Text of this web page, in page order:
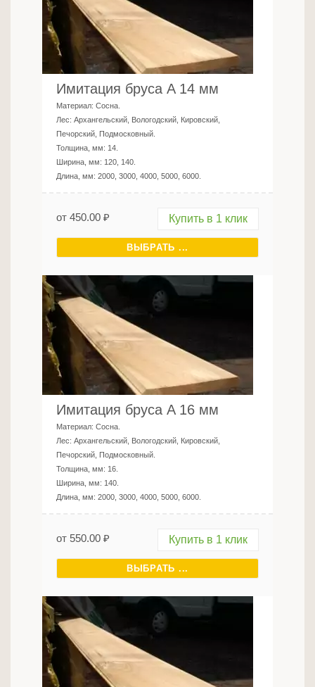
Имитация бруса A 14 мм
Материал: Сосна
Лес: Архангельский, Вологодский, Кировский,
Печорский, Подмосковный
Толщина, мм: 14
Ширина, мм: 120, 140
Длина, мм: 2000, 3000, 4000, 5000, 6000
от 450.00 ₽ Купить в 1 клик
ВЫБРАТЬ ...
Имитация бруса A 16 мм
Материал: Сосна
Лес: Архангельский, Вологодский, Кировский,
Печорский, Подмосковный
Толщина, мм: 16
Ширина, мм: 140
Длина, мм: 2000, 3000, 4000, 5000, 6000
от 550.00 ₽ Купить в 1 клик
ВЫБРАТЬ ...